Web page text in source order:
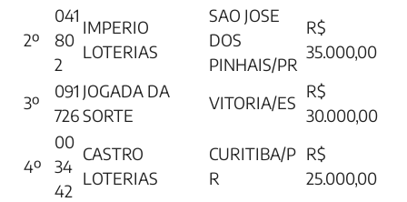
2º
041
80
2
IMPERIO
LOTERIAS
SAO JOSE
DOS
PINHAIS/PR
R$
35.000,00
3º
091
726
JOGADA DA
SORTE
VITORIA/ES
R$
30.000,00
4º
00
34
42
CASTRO
LOTERIAS
CURITIBA/P
R
R$
25.000,00